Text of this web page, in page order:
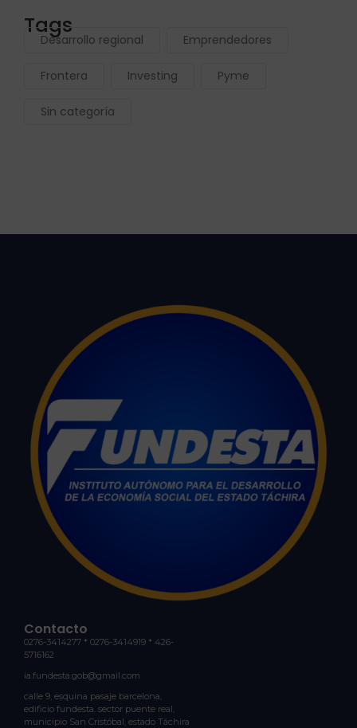
Tags
Desarrollo regional Emprendedores
Frontera Investing Pyme
Sin categoría
Contacto
0276-3414277 * 0276-3414919 * 426-
5716162
ia.fundesta.gob@gmail.com
calle 9, esquina pasaje barcelona,
edificio fundesta. sector puente real,
municipio San Cristóbal, estado Táchira